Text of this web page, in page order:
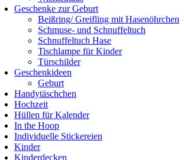
Geschenke zur Geburt
Beißring/ Greifling mit Hasenöhrchen
Schmuse- und Schnuffeltuch
Schnuffeltuch Hase
Tischlampe für Kinder
Türschilder
Geschenkideen
Geburt
Handytäschchen
Hochzeit
Hüllen für Kalender
In the Hoop
Individuelle Stickereien
Kinder
Kinderdecken